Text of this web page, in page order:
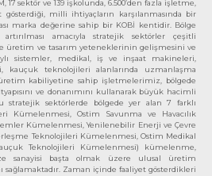
17 sektör ve 139 işkolunda, 6.500’den fazla işletme,
gösterdiği, milli ihtiyaçların karşılanmasında bir
marka değerine sahip bir KOBİ kentidir. Bölge
amacıyla stratejik sektörler çeşitli
üretim ve tasarım yeteneklerinin gelişmesini ve
sistemler, medikal, iş ve inşaat makineleri,
kauçuk teknolojileri alanlarında uzmanlaşma
üretim kabiliyetine sahip işletmelerimiz, bölgede
ve donanımını kullanarak büyük hacimli
stratejik sektörlerde bölgede yer alan 7 farklı
Kümelenmesi, Ostim Savunma ve Havacılık
Kümelenmesi, Yenilenebilir Enerji ve Çevre
Teknolojileri Kümelenmesi, Ostim Medikal
Teknolojileri Kümelenmesi) kümelenme,
sanayisi başta olmak üzere ulusal üretim
Zaman içinde faaliyet gösterdikleri